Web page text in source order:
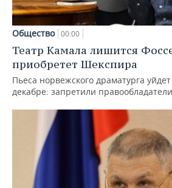
Общество 00:00
Театр Камала лишится
приобретет Шекспира
Пьеса норвежского драматурга
декабре: запретили правообладатели